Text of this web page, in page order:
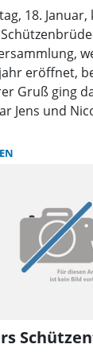
18.
eröffnet,
Gruß ging
Jens und
und